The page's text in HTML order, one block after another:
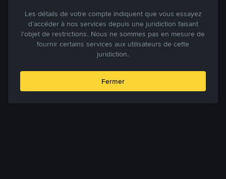
Les détails de votre compte indiquent que vous essayez
d’accéder à nos services depuis une juridiction faisant
l’objet de restrictions. Nous ne sommes pas en mesure de
fournir certains services aux utilisateurs de cette
juridiction.
Fermer